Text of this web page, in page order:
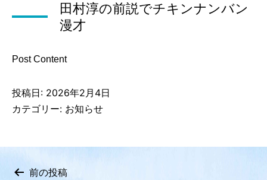
田村淳の前説でチキンナンバン
漫才
Post Content
投稿日: 2026年2月4日
カテゴリー: お知らせ
前の投稿